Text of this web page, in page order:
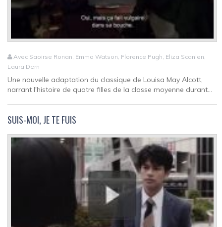
Avec Saoirse Ronan, Emma Watson, Florence Pugh, Eliza Scanlen,
Laura Dern
Une nouvelle adaptation du classique de Louisa May Alcott,
narrant l'histoire de quatre filles de la classe moyenne durant...
SUIS-MOI, JE TE FUIS